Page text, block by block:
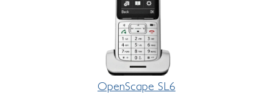
OpenScape SL6